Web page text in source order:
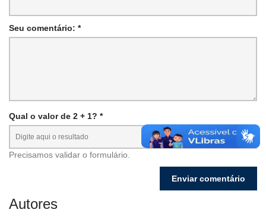
Seu comentário: *
Qual o valor de 2 + 1? *
Precisamos validar o formulário.
Autores